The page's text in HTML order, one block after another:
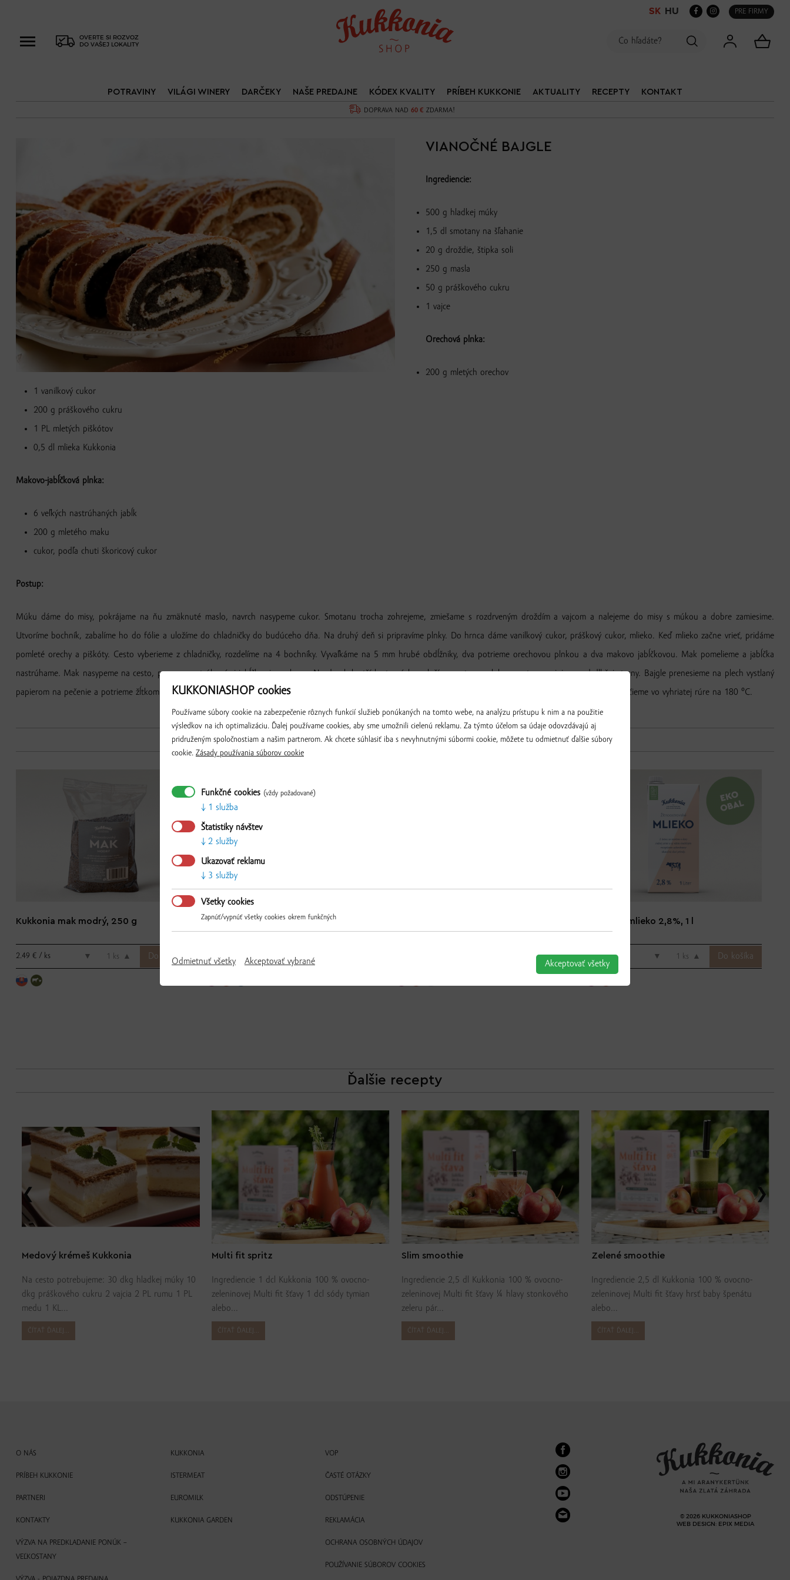
PRE FIRMY
OVERTE SI ROZVOZ
DO VAŠEJ LOKALITY
SK HU
DOPRAVA NAD60 € ZDARMA!
POTRAVINY VILÁGI WINERY DARČEKY NAŠE PREDAJNE KÓDEX KVALITY PRÍBEH KUKKONIE AKTUALITY RECEPTY KONTAKT
VIANOČNÉ BAJGLE
Ingrediencie:
500 g hladkej múky
1,5 dl smotany na šľahanie
20 g droždie, štipka soli
250 g masla
50 g práškového cukru
1 vajce
Orechová plnka:
200 g mletých orechov
1 vanilkový cukor
200 g práškového cukru
1 PL mletých piškótov
0,5 dl mlieka Kukkonia
Makovo-jabĺčková plnka:
6 veľkých nastrúhaných jabĺk
200 g mletého maku
cukor, podľa chuti škoricový cukor
Postup:
Múku dáme do misy, pokrájame na ňu zmäknuté maslo, navrch nasypeme cukor. Smotanu trocha zohrejeme, zmiešame s rozdrveným droždím a vajcom a nalejeme do misy s múkou a dobre zamiesime.
Utvoríme bochník, zabalíme ho do fólie a uložíme do chladničky do budúceho dňa. Na druhý deň si pripravíme plnky. Do hrnca dáme vanilkový cukor, práškový cukor, mlieko. Keď mlieko začne vrieť, pridáme
pomleté orechy a piškóty. Cesto vyberieme z chladničky, rozdelíme na 4 bochníky. Vyvaľkáme na 5 mm hrubé obdĺžniky, dva potrieme orechovou plnkou a dva makovo jabĺčkovou. Mak pomelieme a jabĺčka
nastrúhame. Mak nasypeme na cesto, posypeme strúhanými jabĺčkami a cukrom. Na dvoch kratších stranách preložíme cesto na plnku a potom zavinieme od dlhšej strany. Bajgle prenesieme na plech vystlaný
papierom na pečenie a potrieme žĺtkom. Necháme pol hodinu odpočinúť, aby žĺtok zaschol a potom potrieme zľahka bielkom. Znovu necháme pol hodinu odpočinúť. Pečieme vo vyhriatej rúre na 180 °C.
Produkty použité v recepte
Kukkonia mak modrý, 250 g
2.49 € / ks ▼ ks ▲
Kukkonia maslo, 250 g
2.53 € / ks ▲
Kukkonia mlieko 2,8%, 1 l
1.39 € / ks ▼ ks ▲
Ďalšie recepty
Medový krémeš Kukkonia
Na cesto potrebujeme: 30 dkg hladkej múky 10
dkg práškového cukru 2 vajcia 2 PL rumu 1 PL
medu 1 KL...
ČÍTAŤ ĎALEJ...
Multi fit spritz
Ingrediencie 1 dcl Kukkonia 100 % ovocno-
zeleninovej Multi fit šťavy 1 dcl sódy tymian
alebo...
ČÍTAŤ ĎALEJ...
Slim smoothie
Ingrediencie 2,5 dl Kukkonia 100 % ovocno-
zeleninovej Multi fit šťavy ¼ hlavy stonkového
zeleru pár...
ČÍTAŤ ĎALEJ...
Zelené smoothie
Ingrediencie 2,5 dl Kukkonia 100 % ovocno-
zeleninovej Multi fit šťavy hrsť baby špenátu
alebo...
ČÍTAŤ ĎALEJ...
O NÁS
PRÍBEH KUKKONIE
PARTNERI
KONTAKTY
VÝZVA NA PREDKLADANIE PONÚK –
VEĽKOSTANY
KUKKONIA
ISTERMEAT
EUROMILK
KUKKONIA GARDEN
VOP
ČASTÉ OTÁZKY
ODSTÚPENIE
REKLAMÁCIA
OCHRANA OSOBNÝCH ÚDAJOV
POUŽÍVANIE SÚBOROV COOKIES
© 2026 KUKKONIASHOP
WEB DESIGN: EPIX MEDIA
KUKKONIASHOP cookies
Používame súbory cookie na zabezpečenie rôznych funkcií služieb ponúkaných na tomto webe, na analýzu prístupu k nim a na použitie
výsledkov na ich optimalizáciu. Ďalej používame cookies, aby sme umožnili cielenú reklamu. Za týmto účelom sa údaje odovzdávajú aj
pridruženým spoločnostiam a našim partnerom. Ak chcete súhlasiť iba s nevyhnutnými súbormi cookie, môžete tu odmietnuť ďalšie súbory
cookie. Zásady používania súborov cookie
Funkčné cookies (vždy požadované)
1 služba
Štatistiky návštev
2 služby
Ukazovať reklamu
3 služby
Všetky cookies
Zapnúť/vypnúť všetky cookies okrem funkčných
Odmietnuť všetky Akceptovať vybrané Akceptovať všetky